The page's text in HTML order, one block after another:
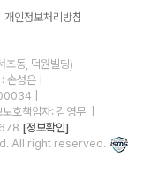
개인정보처리방침
동, 덕원빌딩)
손성은 |
보호책임자: 김영무
[정보확인]
All right reserved.